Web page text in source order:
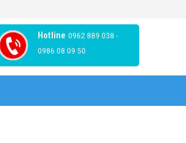
Hotline 0962 889 038 -
0986 08 09 50